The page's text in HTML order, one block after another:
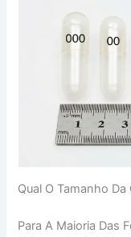
Qual O Tamanho
Para A Maioria Das